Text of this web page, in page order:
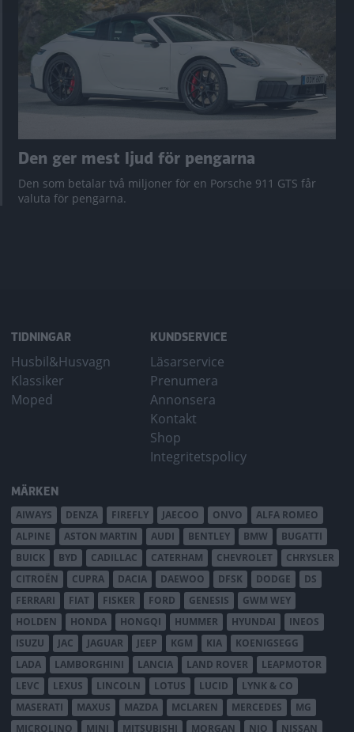
Den ger mest ljud för pengarna
Den som betalar två miljoner för en Porsche 911 GTS får
valuta för pengarna.
TIDNINGAR
Husbil&Husvagn
Klassiker
Moped
KUNDSERVICE
Läsarservice
Prenumera
Annonsera
Kontakt
Shop
Integritetspolicy
MÄRKEN
AIWAYS DENZA FIREFLY JAECOO ONVO
ALFA ROMEO
ALPINE
ASTON MARTIN AUDI BENTLEY BMW
BUGATTI
BUICK
BYD CADILLAC CATERHAM CHEVROLET
CHRYSLER
CITROËN
CUPRA DACIA DAEWOO DFSK DODGE
DS
FERRARI
FIAT FISKER FORD GENESIS
GWM WEY
HOLDEN
HONDA HONGQI HUMMER HYUNDAI
INEOS
ISUZU
JAC JAGUAR JEEP KGM KIA
KOENIGSEGG
LADA
LAMBORGHINI LANCIA LAND ROVER
LEAPMOTOR
LEVC
LEXUS LINCOLN LOTUS LUCID
LYNK & CO
MASERATI
MAXUS MAZDA MCLAREN MERCEDES
MG
MICROLINO
MINI MITSUBISHI MORGAN NIO NISSAN